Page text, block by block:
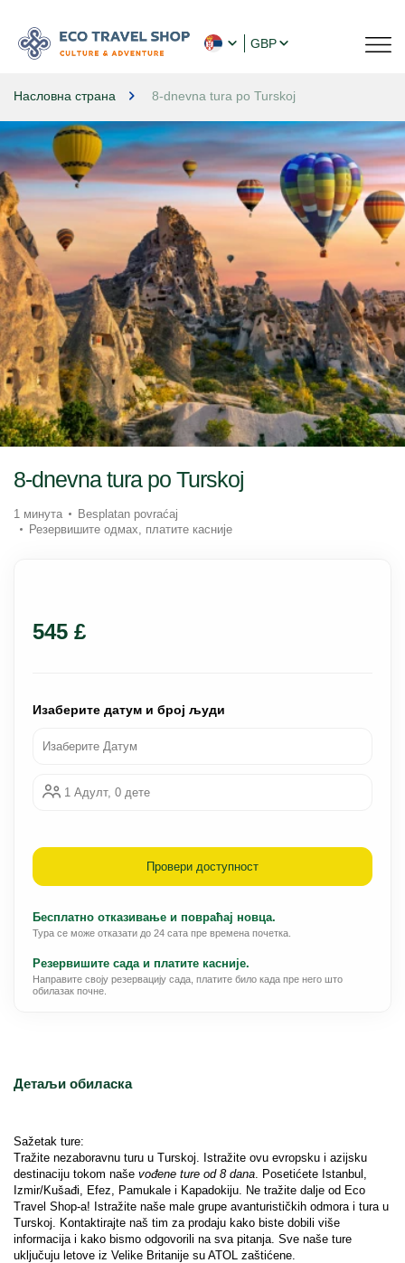
GBP
Насловна страна 8-dnevna tura po Turskoj
Детаљи обиласка
Sažetak ture:
Tražite nezaboravnu turu u Turskoj. Istražite ovu evropsku i azijsku
destinaciju tokom naše vođene ture od 8 dana. Posetićete Istanbul,
Izmir/Kušađi, Efez, Pamukale i Kapadokiju. Ne tražite dalje od Eco
Travel Shop-a! Istražite naše male grupe avanturističkih odmora i tura u
Turskoj. Kontaktirajte naš tim za prodaju kako biste dobili više
informacija i kako bismo odgovorili na sva pitanja. Sve naše ture
uključuju letove iz Velike Britanije su ATOL zaštićene.
8-dnevna tura po Turskoj
1 минута
Besplatan povraćaj
Резервишите одмах, платите касније
545 £
Изаберите датум и број људи
Изаберите Датум
1 Адулт, 0 дете
Провери доступност
Бесплатно отказивање и повраћај новца.
Тура се може отказати до 24 сата пре времена почетка.
Резервишите сада и платите касније.
Направите своју резервацију сада, платите било када пре него што
обилазак почне.